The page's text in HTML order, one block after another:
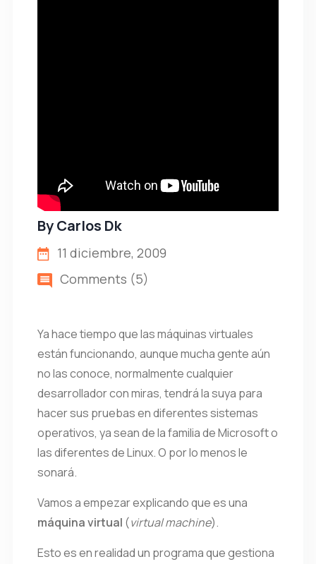
ByCarlos Dk
11 diciembre, 2009
Comments (5)
Ya hace tiempo que las máquinas virtuales
están funcionando, aunque mucha gente aún
no las conoce, normalmente cualquier
desarrollador con miras, tendrá la suya para
hacer sus pruebas en diferentes sistemas
operativos, ya sean de la familia de Microsoft o
las diferentes de Linux. O por lo menos le
sonará.
Vamos a empezar explicando que es una
máquina virtual (virtual machine).
Esto es en realidad un programa que gestiona